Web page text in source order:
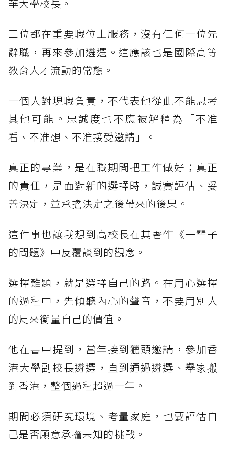
華大學校長。
三位都在重要職位上服務，沒有任何一位先
辭職，再來參加遴選。這應該也是國際高等
教育人才流動的常態。
一個人對現職負責，不代表他從此不能思考
其他可能。忠誠度也不應被解釋為「不准
看、不准想、不准接受邀請」。
真正的專業，是在職期間把工作做好；真正
的責任，是面對新的選擇時，誠實評估、妥
善決定，並承擔決定之後帶來的後果。
這件事也讓我想到高校長在其著作《一輩子
的問題》中反覆談到的觀念。
選擇難題，就是選擇自己的路。在用心選擇
的過程中，先傾聽內心的聲音，不要用別人
的尺來衡量自己的價值。
他在書中提到，當年接到獵頭邀請，參加香
港大學副校長遴選，直到通過遴選、舉家搬
到香港，整個過程超過一年。
期間必須研究環境、考量家庭，也要評估自
己是否願意承擔未知的挑戰。